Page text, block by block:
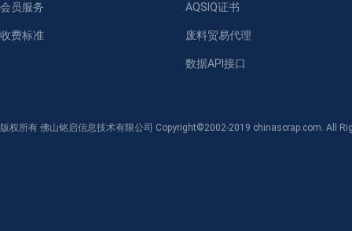
会员服务
收费标准
AQSIQ证书
废料贸易代理
数据API接口
版权所有 佛山铭启信息技术有限公司 Copyright©2002-2019 chinascrap.com. All